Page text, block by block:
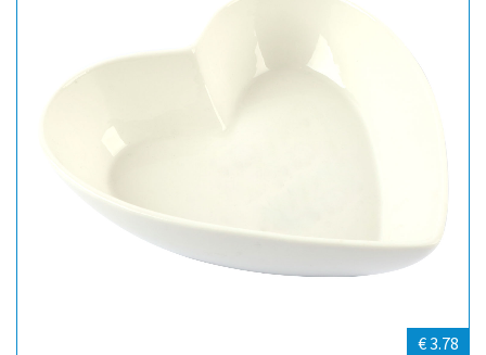
€ 3.78